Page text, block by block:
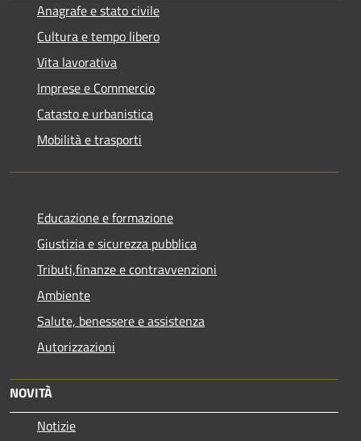
Anagrafe e stato civile
Cultura e tempo libero
Vita lavorativa
Imprese e Commercio
Catasto e urbanistica
Mobilità e trasporti
Educazione e formazione
Giustizia e sicurezza pubblica
Tributi,finanze e contravvenzioni
Ambiente
Salute, benessere e assistenza
Autorizzazioni
NOVITÀ
Notizie